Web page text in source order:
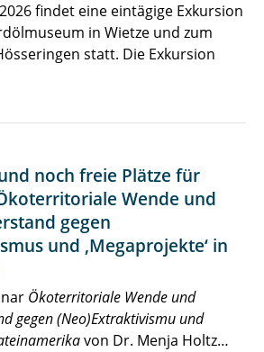
findet eine eintägige Exkursion
in Wietze und zum
statt. Die Exkursion
noch freie Plätze für
Wende und
gegen
und ‚Megaprojekte‘ in
Ökoterritoriale Wende und
gegen (Neo)Extraktivismu und
von Dr. Menja Holtz…